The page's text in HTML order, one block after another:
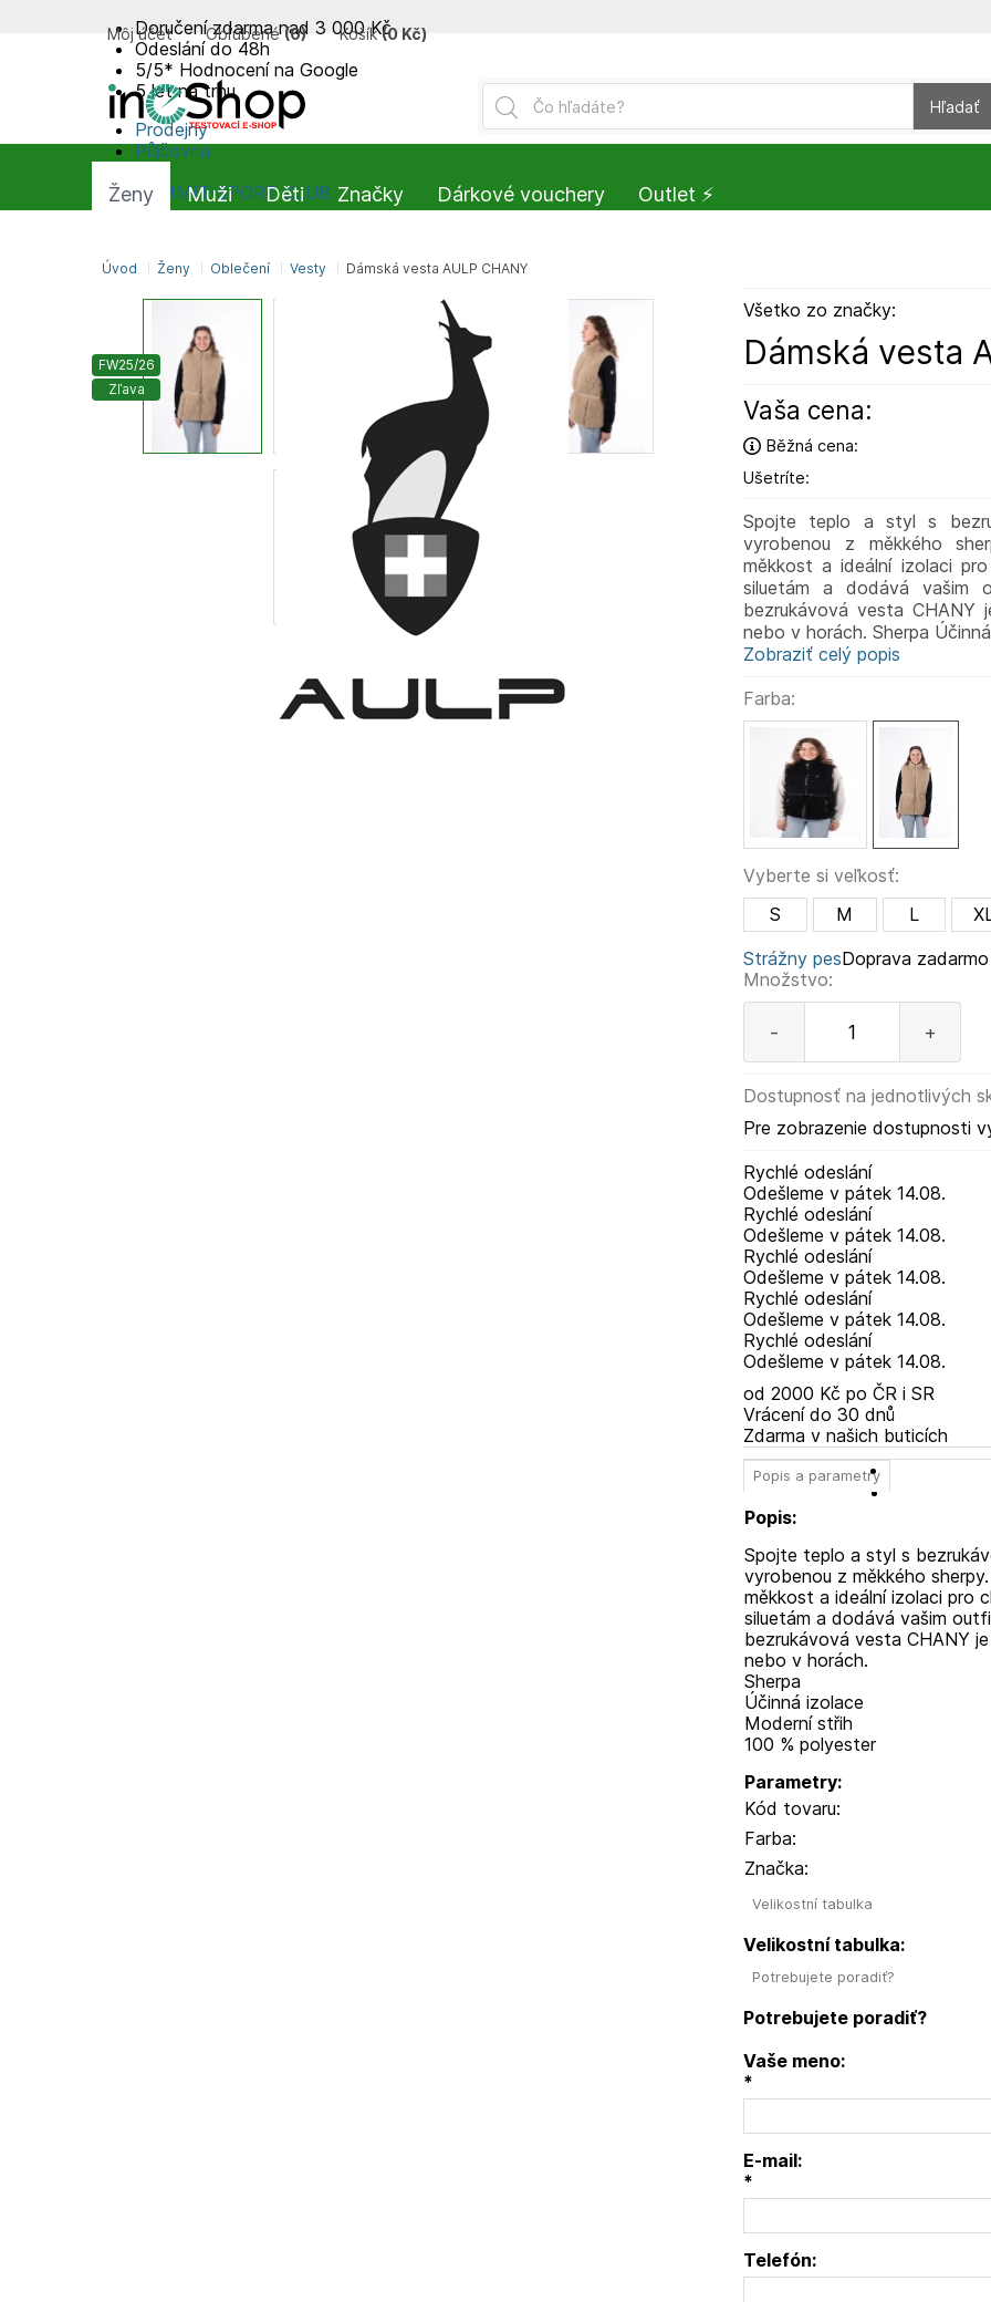
FW25/26
Zľava
Všetko zo značky:
Dámská vesta
Vaša cena:
Běžná cena:
Ušetríte:
Spojte teplo a styl s
vyrobenou z měkkého
měkkost a ideální izolaci
siluetám a dodává vašim
bezrukávová vesta
nebo v horách. Sherpa
Zobraziť celý popis
Farba:
Vyberte si veľkosť:
S
M L
Strážny pes
Množstvo:
- +
Dostupnosť na jednotlivých
Pre zobrazenie dostupnosti
Rychlé odeslání
Odešleme v pátek14.08.
Rychlé odeslání
Odešleme v pátek14.08.
Rychlé odeslání
Odešleme v pátek14.08.
Rychlé odeslání
Odešleme v pátek14.08.
Rychlé odeslání
Odešleme v pátek14.08.
Doprava zadarmo
od 2000 Kč po ČR i SR
Vrácení do 30 dnů
Zdarma v našich buticích
Popis a parametry
Popis:
Spojte teplo a styl s
vyrobenou z měkkého
měkkost a ideální izolaci pro
siluetám a dodává vašim
bezrukávová vesta CHANY
nebo v horách.
Sherpa
Účinná izolace
Moderní střih
100 % polyester
Parametry:
Kód tovaru:
Farba:
Značka:
Velikostní tabulka
Velikostní tabulka:
Potrebujete poradiť?
Potrebujete poradiť?
Vaše meno:
*
E-mail:
*
Telefón:
Doručení zdarma nad 3 000 Kč
Odeslání do 48h
5/5* Hodnocení na Google
5 let na trhu
Prodejny
Půjčovna
SUMMIT-SPORT CLUB
Hľadať
Môj účet Obľúbené (0) Košík (0 Kč)
Úvod Ženy Oblečení Vesty Dámská vesta AULP CHANY
Ženy Muži Děti Značky Dárkové vouchery Outlet ⚡️